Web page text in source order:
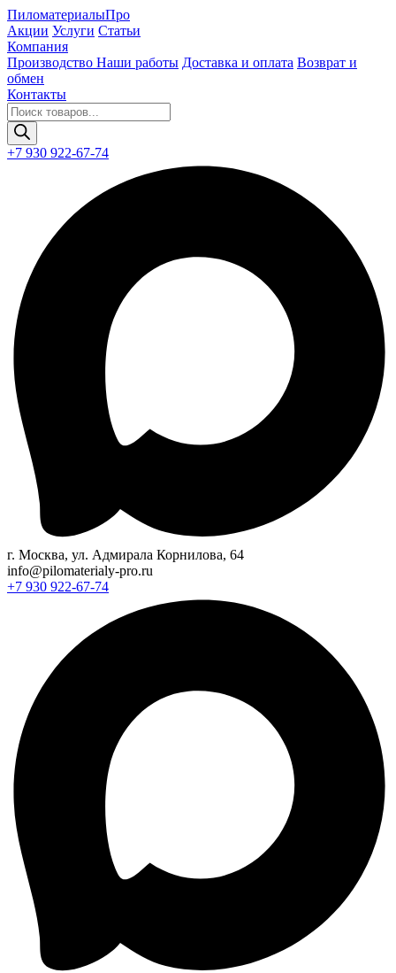
ПиломатериалыПро
Акции Услуги Статьи
Компания
Производство Наши работы Доставка и оплата Возврат и
обмен
Контакты
Поиск
товаров
+7 930 922-67-74
г. Москва, ул. Адмирала Корнилова, 64
info@pilomaterialy-pro.ru
+7 930 922-67-74